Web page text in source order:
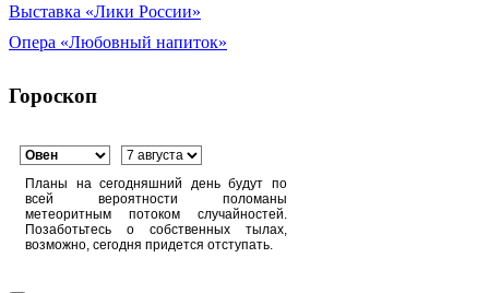
Выставка «Лики России»
Опера «Любовный напиток»
Гороскоп
Планы на сегодняшний день будут по
всей вероятности поломаны
метеоритным потоком случайностей.
Позаботьтесь о собственных тылах,
возможно, сегодня придется отступать.